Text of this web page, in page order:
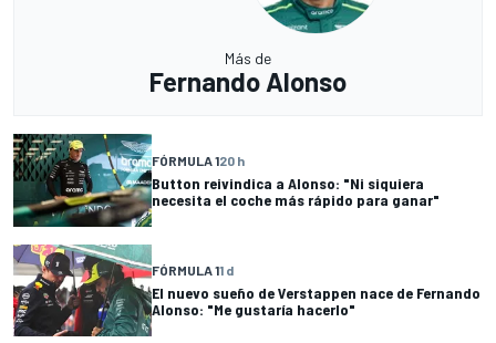
Más de
Fernando Alonso
FÓRMULA 120 h
Button reivindica a Alonso: "Ni siquiera
necesita el coche más rápido para ganar"
FÓRMULA 11 d
El nuevo sueño de Verstappen nace de Fernando
Alonso: "Me gustaría hacerlo"